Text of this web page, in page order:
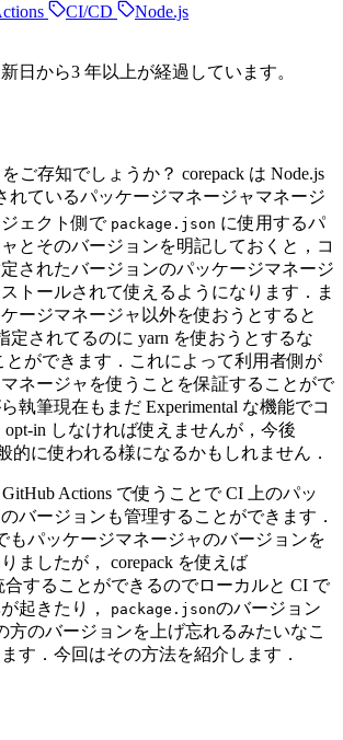
CI/CD Node.js
日から3 年以上が経過しています。
ご存知でしょうか？ corepack は Node.js
れているパッケージマネージャマネージ
ェクト側で package.json に使用するパ
とそのバージョンを明記しておくと，コ
されたバージョンのパッケージマネージ
トールされて使えるようになります．ま
ージマネージャ以外を使おうとすると
定されてるのに yarn を使おうとするな
とができます．これによって利用者側が
ネージャを使うことを保証することがで
執筆現在もまだ Experimental な機能でコ
in しなければ使えませんが，今後
的に使われる様になるかもしれません．
GitHub Actions で使うことで CI 上のパッ
バージョンも管理することができます．
もパッケージマネージャのバージョンを
ましたが， corepack を使えば
合することができるのでローカルと CI で
起きたり，
package.jsonのバージョン
方のバージョンを上げ忘れるみたいなこ
す．今回はその方法を紹介します．